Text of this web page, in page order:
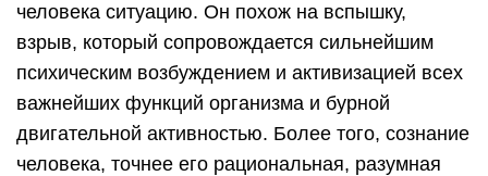
человека ситуацию. Он похож на вспышку,
взрыв, который сопровождается сильнейшим
психическим возбуждением и активизацией всех
важнейших функций организма и бурной
двигательной активностью. Более того, сознание
человека, точнее его рациональная, разумная